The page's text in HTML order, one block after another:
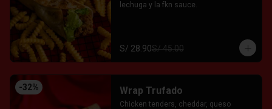
lechuga y la fkn sauce.
S/ 28.90S/ 45.00
-32% Wrap Trufado
Chicken tenders, cheddar, queso